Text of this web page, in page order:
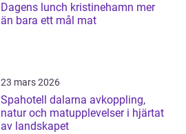
Dagens lunch kristinehamn mer
än bara ett mål mat
23 mars 2026
Spahotell dalarna avkoppling,
natur och matupplevelser i hjärtat
av landskapet